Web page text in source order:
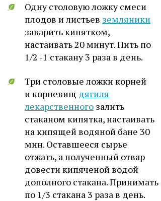
Одну столовую ложку смеси
плодов и листьев земляники
заварить кипятком,
настаивать 20 минут. Пить по
1/2 -1 стакану 3 раза в день.
Три столовые ложки корней
и корневищ дягиля
лекарственного залить
стаканом кипятка, настаивать
на кипящей водяной бане 30
мин. Оставшееся сырье
отжать, а полученный отвар
довести кипяченой водой
дополного стакана. Принимать
по 1/3 стакана 3 раза в день.